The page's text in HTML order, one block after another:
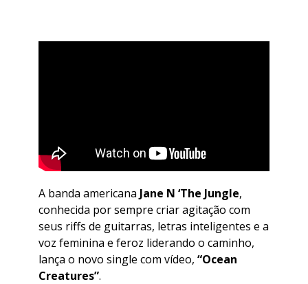
A banda americana Jane N ‘The Jungle,
conhecida por sempre criar agitação com
seus riffs de guitarras, letras inteligentes e a
voz feminina e feroz liderando o caminho,
lança o novo single com vídeo, “Ocean
Creatures”.